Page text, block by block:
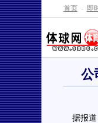
首页 - 即
公
据报道，